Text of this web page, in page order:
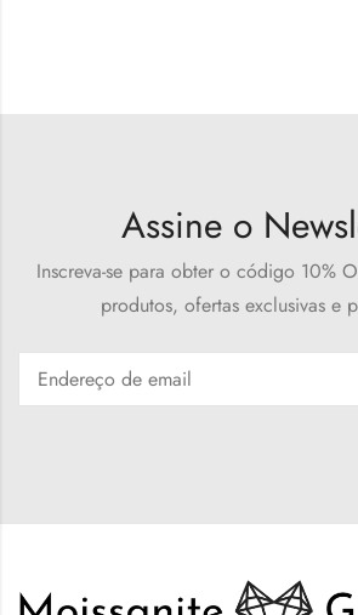
Assine o
Inscreva-se para obter o código 10%
produtos, ofertas exclusivas e